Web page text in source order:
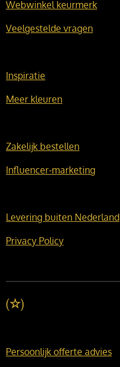
Webwinkel keurmerk
Veelgestelde vragen
Inspiratie
Meer kleuren
Zakelijk bestellen
Influencer-marketing
Levering buiten Nederland
Privacy Policy
(☆)
Persoonlijk offerte advies